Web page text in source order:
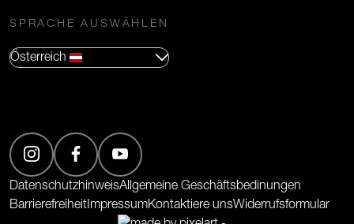
SPRACHE AUSWÄHLEN
Österreich
DatenschutzhinweisAllgemeine Geschäftsbedinungen
Barrierefreiheit ImpressumKontaktiere unsWiderrufsformular
(Öffnet in neuem Tab)
(Öffnet in neuem Tab)
(Öffnet in neuem Tab)